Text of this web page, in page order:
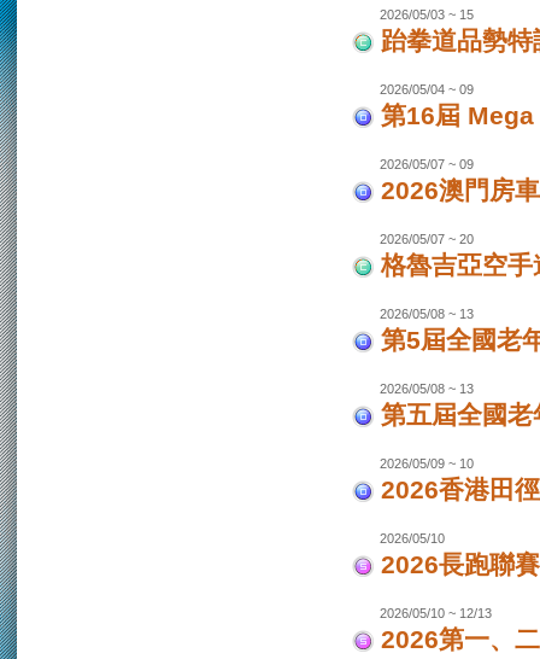
2026/05/03 ~ 15
跆拳道品勢
2026/05/04 ~ 09
第16屆
2026/05/07 ~ 09
2026澳門房
2026/05/07 ~ 20
格魯吉亞空
2026/05/08 ~ 13
第5屆全國老
2026/05/08 ~ 13
第五屆全國
2026/05/09 ~ 10
2026香港田
2026/05/10
2026長跑聯
2026/05/10 ~ 12/13
2026第一、